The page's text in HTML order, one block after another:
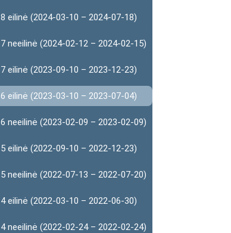
8 eilinė (2024-03-10 – 2024-07-18)
7 neeilinė (2024-02-12 – 2024-02-15)
7 eilinė (2023-09-10 – 2023-12-23)
6 eilinė (2023-03-10 – 2023-07-04)
6 neeilinė (2023-02-09 – 2023-02-09)
5 eilinė (2022-09-10 – 2022-12-23)
5 neeilinė (2022-07-13 – 2022-07-20)
4 eilinė (2022-03-10 – 2022-06-30)
4 neeilinė (2022-02-24 – 2022-02-24)